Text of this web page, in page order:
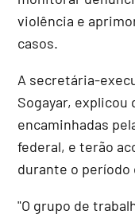
violência e
casos.
A secretária-
Sogayar, explicou
encaminhadas
federal, e terão
durante o período
"O grupo de